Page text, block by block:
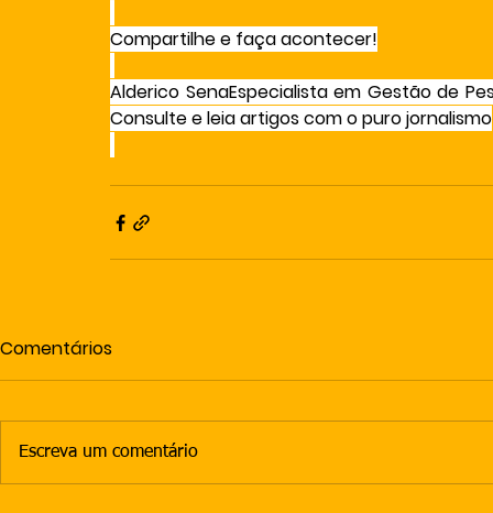
Compartilhe e faça acontecer!
Alderico SenaEspecialista em Gestão de
Consulte e leia artigos com o puro jornalismo
Comentários
Escreva um comentário